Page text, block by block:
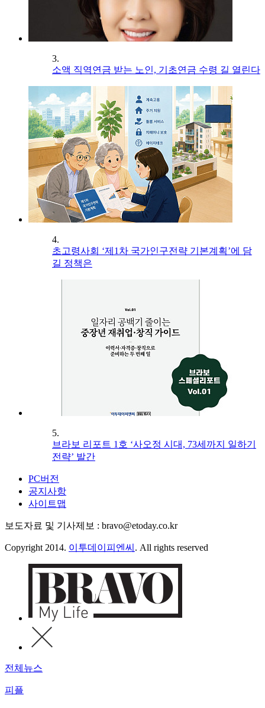
3.
소액 직역연금 받는 노인, 기초연금 수령 길 열린다
4.
초고령사회 ‘제1차 국가인구전략 기본계획’에 담
길 정책은
5.
브라보 리포트 1호 ‘사오정 시대, 73세까지 일하기
전략’ 발간
PC버전
공지사항
사이트맵
보도자료 및 기사제보 : bravo@etoday.co.kr
Copyright 2014. 이투데이피엔씨 . All rights reserved
전체뉴스
피플